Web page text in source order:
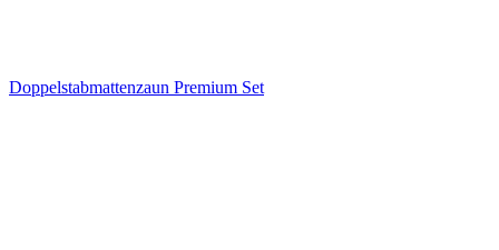
Doppelstabmattenzaun Premium Set